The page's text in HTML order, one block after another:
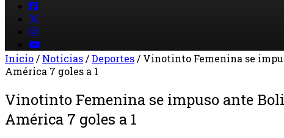
Inicio/ Noticias/Deportes/ Vinotinto Femenina se
América 7 goles a 1
Vinotinto Femenina se impuso ante
América 7 goles a 1